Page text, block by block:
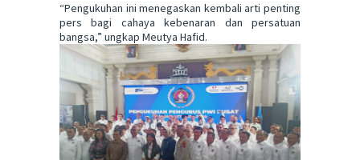
“Pengukuhan ini menegaskan kembali arti penting
pers bagi cahaya kebenaran dan persatuan
bangsa,” ungkap Meutya Hafid.